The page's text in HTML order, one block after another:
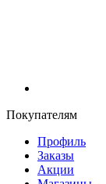
Покупателям
Профиль
Заказы
Акции